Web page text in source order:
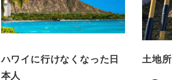
ハワイに行けなくなった日
本人
土地